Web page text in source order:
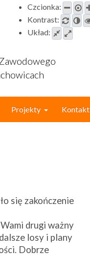
Czcionka:
Kontrast:
Układ:
Projekty Kontakt
się zakończenie
drugi ważny
losy i plany
Dobrze